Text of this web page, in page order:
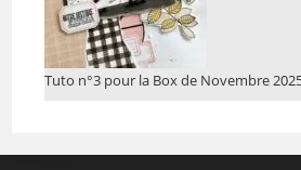
Tuto n°3 pour la Box de Novembre